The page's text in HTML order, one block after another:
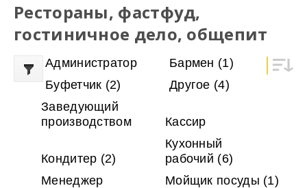
Рестораны, фастфуд,
гостиничное дело, общепит
Администратор Бармен (1)
Буфетчик (2) Другое (4)
Заведующий
производством
Кассир
Кондитер (2)
Кухонный
рабочий (6)
Менеджер
Мойщик посуды (1)